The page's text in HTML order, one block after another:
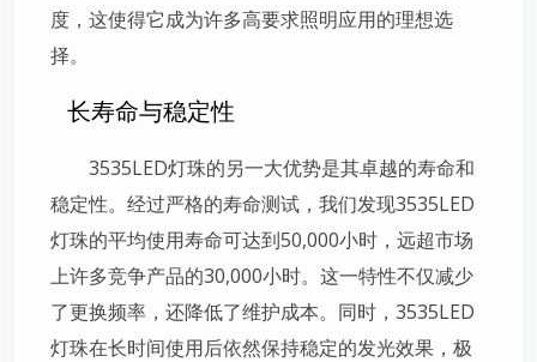
度，这使得它成为许多高要求照明应用的理想选
择。
长寿命与稳定性
3535LED灯珠的另一大优势是其卓越的寿命和
稳定性。经过严格的寿命测试，我们发现3535LED
灯珠的平均使用寿命可达到50,000小时，远超市场
上许多竞争产品的30,000小时。这一特性不仅减少
了更换频率，还降低了维护成本。同时，3535LED
灯珠在长时间使用后依然保持稳定的发光效果，极